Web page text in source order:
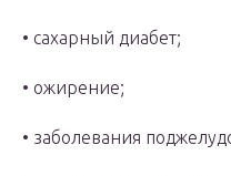
• сахарный диабет;
• ожирение;
• заболевания